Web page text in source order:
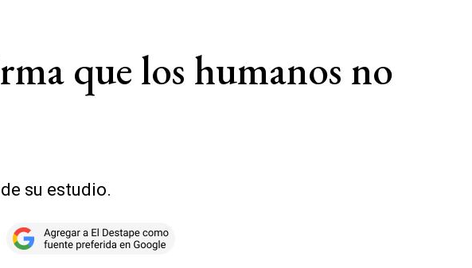
que los humanos no
su estudio.